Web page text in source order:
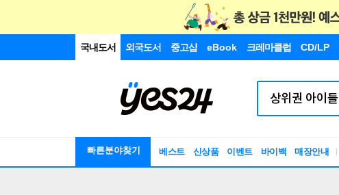
국내도서 외국도서 중고샵 eBook 크레마클럽 CD/LP
빠른분야찾기 베스트 신상품 이벤트 바이백 매장안내